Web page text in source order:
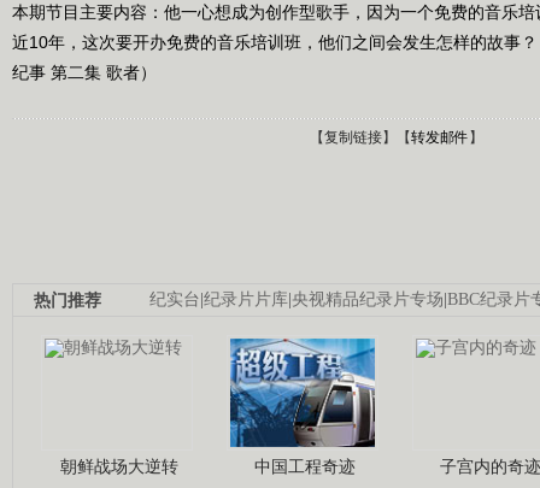
本期节目主要内容：他一心想成为创作型歌手，因为一个免费的音乐
近10年，这次要开办免费的音乐培训班，他们之间会发生怎样的故事
纪事 第二集 歌者）
【复制链接】【转发邮件】
纪实台|纪录片片库|央视精品纪录片专场|BBC纪录片
热门推荐
朝鲜战场大逆转 中国工程奇迹 子宫内的奇迹